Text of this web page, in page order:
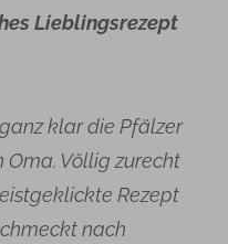
Lieblingsrezept
klar die Pfälzer
Völlig zurecht
Rezept
nach